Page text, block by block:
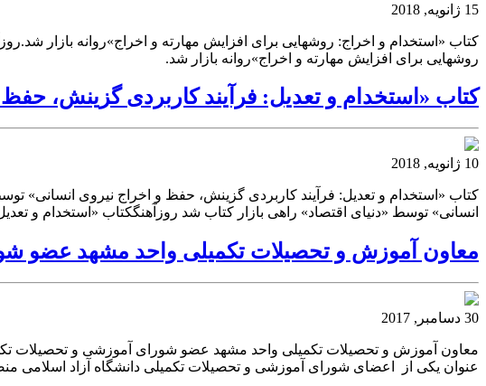
15 ژانویه, 2018
کتاب «استخدام و اخراج: روشهایی برای افزایش مهارته و اخراج»روانه بازار
روشهایی برای افزایش مهارته و اخراج»روانه بازار شد.
کتاب «استخدام و تعدیل: فرآیند کاربردی گزینش،
10 ژانویه, 2018
کتاب «استخدام و تعدیل: فرآیند کاربردی گزینش، حفظ و اخراج نیروی انسانی»
انسانی» توسط «دنیای اقتصاد» راهی بازار کتاب شد روزآهنگکتاب «استخدام و
معاون آموزش و تحصیلات تکمیلی واحد مشهد عضو
30 دسامبر, 2017
معاون آموزش و تحصیلات تکمیلی واحد مشهد عضو شورای آموزشی و تحصیلات
عنوان یکی از اعضای شورای آموزشی و تحصیلات تکمیلی دانشگاه آزاد اسلامی